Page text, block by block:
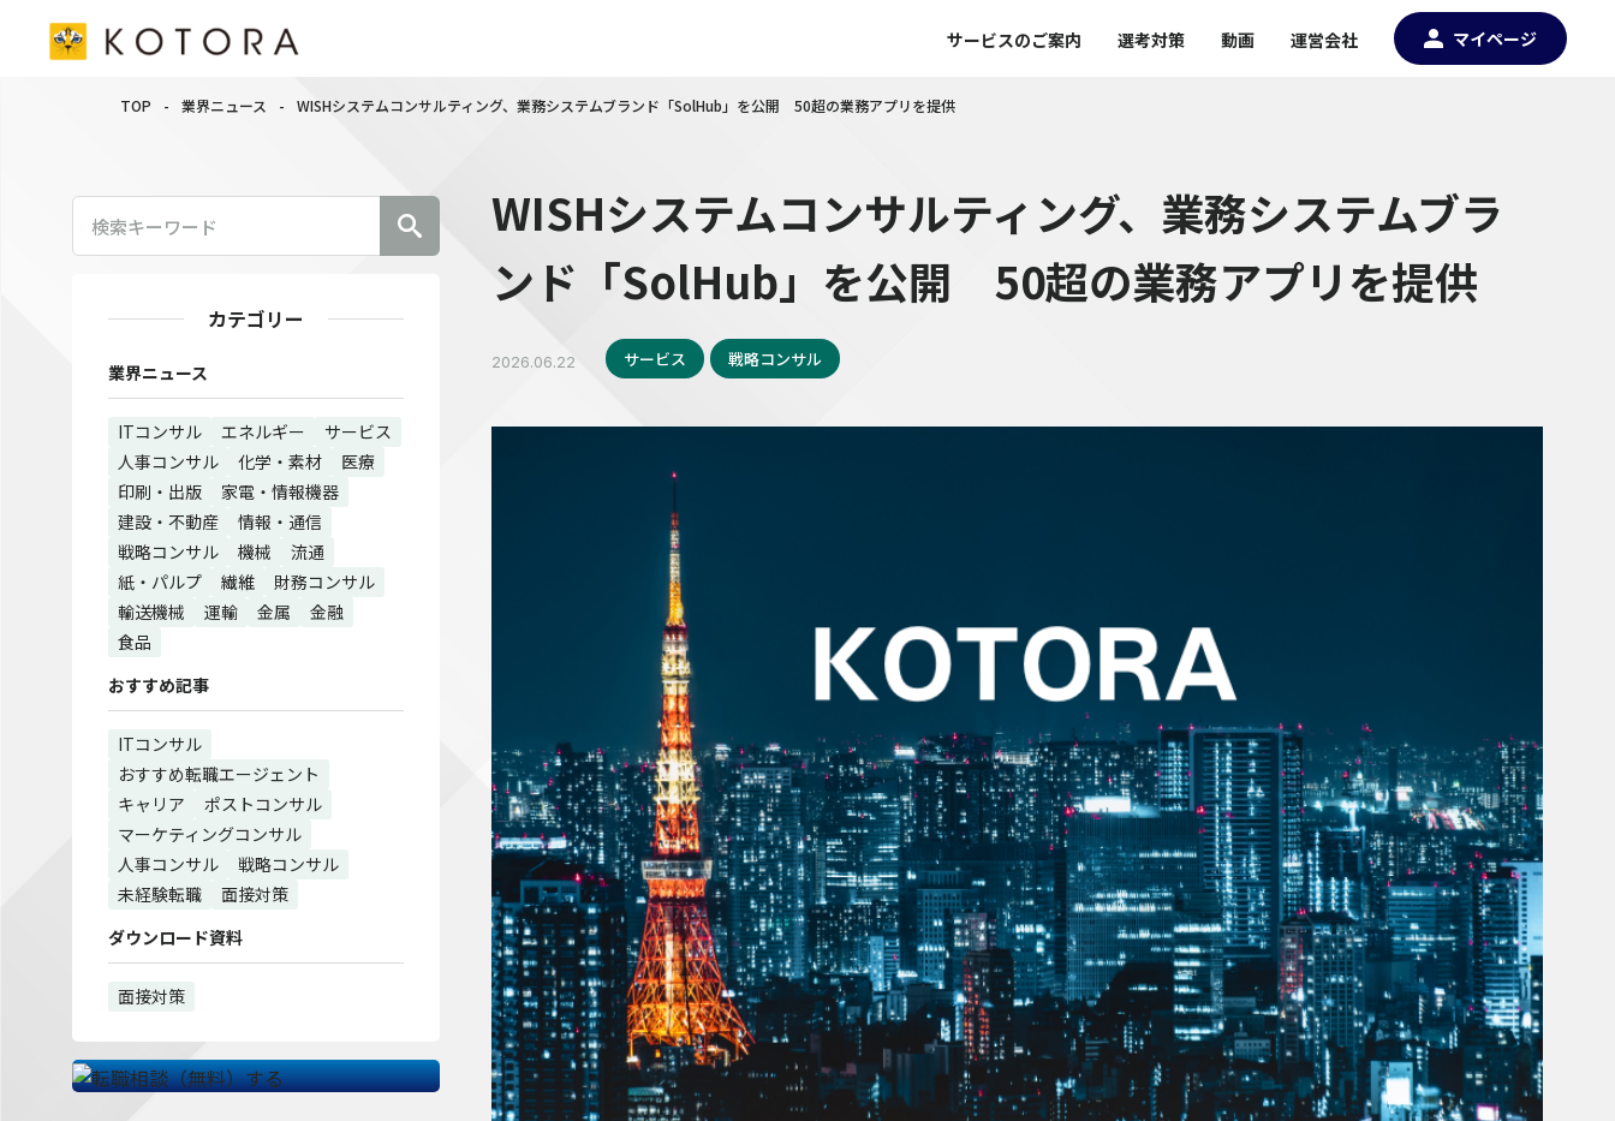
サービスのご案内 選考対策 動画 運営会社 マイページ
TOP - 業界ニュース - WISHシステムコンサルティング、業務システムブランド「SolHub」を公開 50超の業務アプリを提供
カテゴリー
業界ニュース
ITコンサル エネルギー
サービス
人事コンサル
化学・素材
医療
印刷・出版
家電・情報機器
建設・不動産
情報・通信
戦略コンサル
機械
流通
紙・パルプ
繊維
財務コンサル
輸送機械
運輸 金属
金融
食品
おすすめ記事
ITコンサル
おすすめ転職エージェント
キャリア
ポストコンサル
マーケティングコンサル
人事コンサル
戦略コンサル
未経験転職
面接対策
ダウンロード資料
面接対策
WISHシステムコンサルティング、業務システムブラ
ンド「SolHub」を公開 50超の業務アプリを提供
2026.06.22 サービス 戦略コンサル